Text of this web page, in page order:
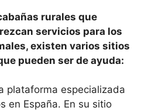
rurales que
servicios para los
existen varios sitios
pueden ser de ayuda:
plataforma especializada
en España. En su sitio